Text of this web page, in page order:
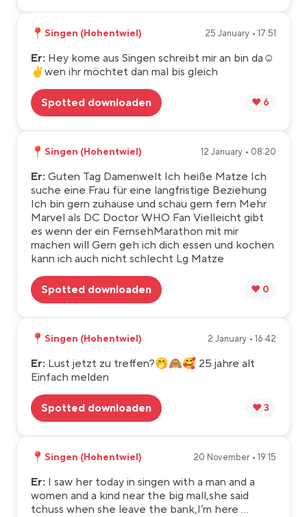
📍 Singen (Hohentwiel) 25 January • 17:51
Er: Hey kome aus Singen schreibt mir an bin da☺️
✌️wen ihr möchtet dan mal bis gleich
Spotted downloaden ❤️ 6
📍 Singen (Hohentwiel) 12 January • 08:20
Er: Guten Tag Damenwelt Ich heiße Matze Ich
suche eine Frau für eine langfristige Beziehung
Ich bin gern zuhause und schau gern fern Mehr
Marvel als DC Doctor WHO Fan Vielleicht gibt
es wenn der ein FernsehMarathon mit mir
machen will Gern geh ich dich essen und kochen
kann ich auch nicht schlecht Lg Matze
Spotted downloaden ❤️ 0
📍 Singen (Hohentwiel) 2 January • 16:42
Er: Lust jetzt zu treffen?🤭🙈🥰 25 jahre alt
Einfach melden
Spotted downloaden ❤️ 3
📍 Singen (Hohentwiel) 20 November • 19:15
Er: I saw her today in singen with a man and a
women and a kind near the big mall,she said
tchuss when she leave the bank,I’m here ...